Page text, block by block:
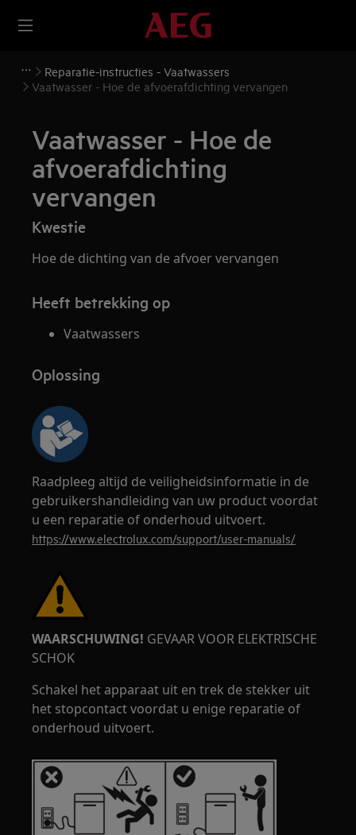
Reparatie-instructies - Vaatwassers
Vaatwasser - Hoe de afvoerafdichting vervangen
Vaatwasser - Hoe de
afvoerafdichting
vervangen
Kwestie
Hoe de dichting van de afvoer vervangen
Heeft betrekking op
Vaatwassers
Oplossing
Raadpleeg altijd de veiligheidsinformatie in de
gebruikershandleiding van uw product voordat
u een reparatie of onderhoud uitvoert.
https://www.electrolux.com/support/user-manuals/
WAARSCHUWING! GEVAAR VOOR ELEKTRISCHE
SCHOK
Schakel het apparaat uit en trek de stekker uit
het stopcontact voordat u enige reparatie of
onderhoud uitvoert.